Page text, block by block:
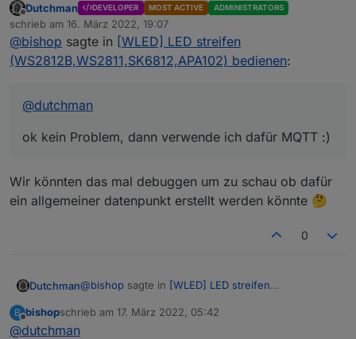
ok kein Problem, dann verwende ich dafür MQTT :)
Offline
Dutchman DEVELOPER MOST ACTIVE ADMINISTRATORS
schrieb am 16. März 2022, 19:07
zuletzt editiert von
@bishop sagte in [WLED] LED streifen
(WS2812B,WS2811,SK6812,APA102) bedienen:
@dutchman
ok kein Problem, dann verwende ich dafür MQTT :)
Wir könnten das mal debuggen um zu schau ob dafür
ein allgemeiner datenpunkt erstellt werden könnte 🤔
0
Dutchman@bishop sagte in [WLED] LED streifen
B
Offline
bishopschrieb am 17. März 2022, 05:42
zuletzt editiert von
@dutchman